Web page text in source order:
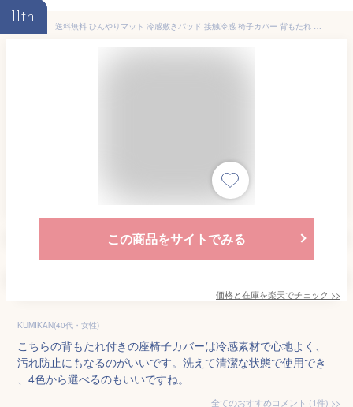
11th
送料無料 ひんやりマット 冷感敷きパッド 接触冷感 椅子カバー 背もたれ 北欧 イスカバー チェアーカバー 座椅子カバー 背もたれ 洗える 汚れ防止 クールマット 冷感マット 夏用マット おしゃれ 涼感寝具 クール寝具 夏用寝具 犬 ペット マット 4色
この商品をサイトでみる
価格と在庫を楽天でチェック >>
KUMIKAN(40代・女性)
こちらの背もたれ付きの座椅子カバーは冷感素材で心地よく、
汚れ防止にもなるのがいいです。洗えて清潔な状態で使用でき
、4色から選べるのもいいですね。
全てのおすすめコメント (1件) >